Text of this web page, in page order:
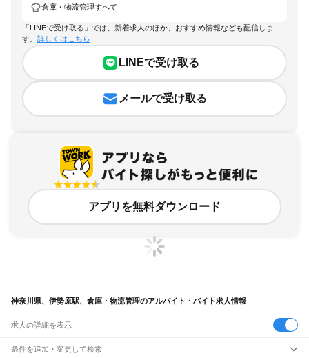
倉庫・物流管理すべて
「LINEで受け取る」では、新着求人のほか、おすすめ情報なども配信しま
す。 詳しくはこちら
LINEで受け取る
メールで受け取る
アプリを無料ダウンロード
神奈川県、伊勢原駅、倉庫・物流管理のアルバイト・バイト求人情報
求人の詳細を表示
条件を追加・変更して検索